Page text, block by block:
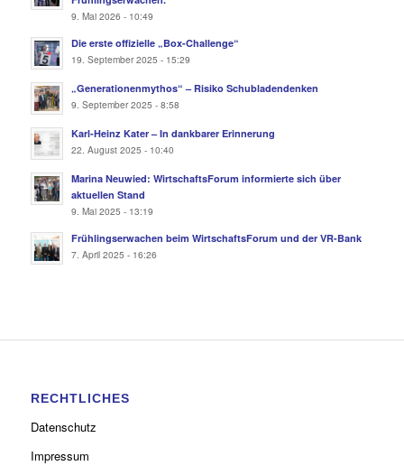
9. Mai 2026 - 10:49
Die erste offizielle „Box-Challenge“
19. September 2025 - 15:29
„Generationenmythos“ – Risiko Schubladendenken
9. September 2025 - 8:58
Karl-Heinz Kater – In dankbarer Erinnerung
22. August 2025 - 10:40
Marina Neuwied: WirtschaftsForum informierte sich über
aktuellen Stand
9. Mai 2025 - 13:19
Frühlingserwachen beim WirtschaftsForum und der VR-Bank
7. April 2025 - 16:26
RECHTLICHES
Datenschutz
Impressum